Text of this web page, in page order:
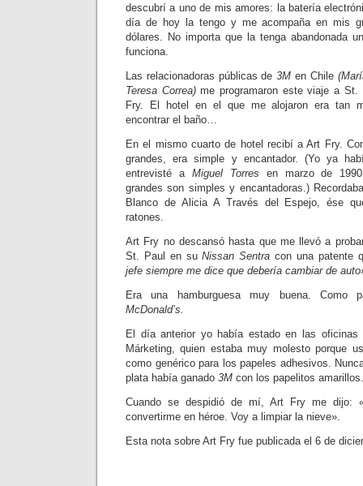
descubrí a uno de mis amores: la batería
día de hoy la tengo y me acompaña en mis
dólares. No importa que la tenga abandonada
funciona.
Las relacionadoras públicas de3M en Chile
Teresa Correa)me programaron este viaje a St.
Fry. El hotel en el que me alojaron era tan
encontrar el baño…
En el mismo cuarto de hotel recibí a Art Fry.
grandes, era simple y encantador. (Yo ya
entrevisté a Miguel Torres en marzo de
grandes son simples y encantadoras.)
Blanco de Alicia A Través del Espejo, ése
ratones.
Art Fry no descansó hasta que me llevó a
St. Paul en suNissan Sentra con una patente
jefe siempre me dice que debería cambiar de
Era una hamburguesa muy buena. Como
McDonald’s.
El día anterior yo había estado en las
Márketing, quien estaba muy molesto porque
como genérico para los papeles adhesivos.
plata había ganado 3M con los papelitos amarillos.
Cuando se despidió de mí, Art Fry me dijo:
convertirme en héroe. Voy a limpiar la nieve».
Esta nota sobre Art Fry fue publicada el 6 de